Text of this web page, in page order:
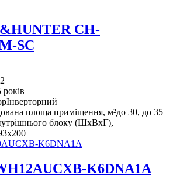
CH-
SC
років
Інверторний
площа приміщення, м²до 30, до 35
блоку (ШхВхГ),
K6DNA1A